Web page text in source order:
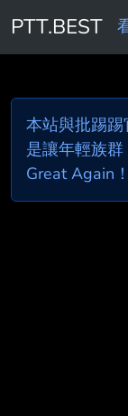
PTT.BEST
本站與批踢
是讓年輕族
Great Again！